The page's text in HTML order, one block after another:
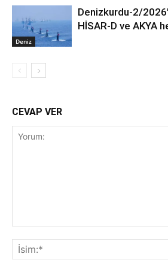
Deniz
Denizkurdu-2/
HİSAR-D ve AKYA
CEVAP VER